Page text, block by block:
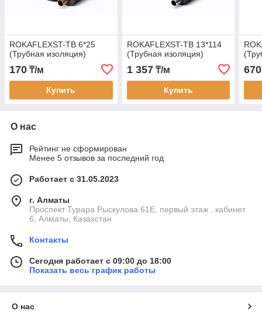
ROKAFLEXST-TB 6*25
(Трубная изоляция)
170 ₸/м
Купить
ROKAFLEXST-TB 13*114
(Трубная изоляция)
1 357₸/м
Купить
670
О нас
Рейтинг не сформирован
Менее 5 отзывов за последний год
Работает с 31.05.2023
г. Алматы
Проспект Турара Рыскулова 61Е, первый этаж , кабинет
6, Алматы, Казахстан
Контакты
Сегодня работает с 09:00 до 18:00
Показать весь график работы
О нас